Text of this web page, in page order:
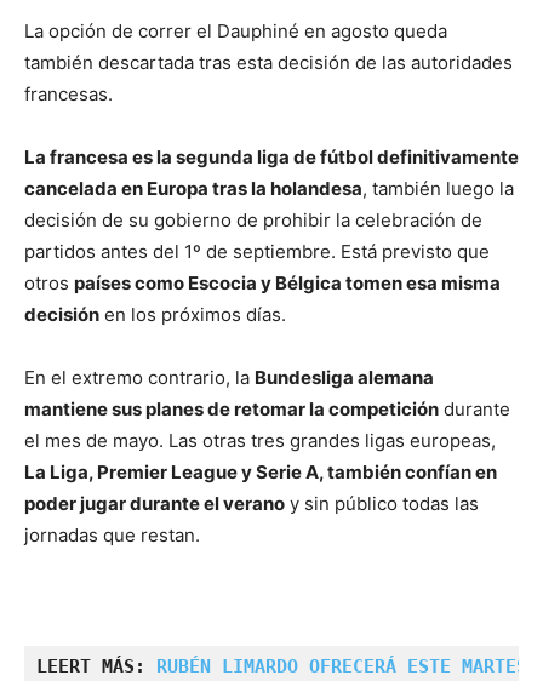
La opción de correr el Dauphiné en agosto queda
también descartada tras esta decisión de las autoridades
francesas.
La francesa es la segunda liga de fútbol definitivamente
cancelada en Europa tras la holandesa, también luego la
decisión de su gobierno de prohibir la celebración de
partidos antes del 1º de septiembre. Está previsto que
otros países como Escocia y Bélgica tomen esa misma
decisión en los próximos días.
En el extremo contrario, la Bundesliga alemana
mantiene sus planes de retomar la competición durante
el mes de mayo. Las otras tres grandes ligas europeas,
La Liga, Premier League y Serie A, también confían en
poder jugar durante el verano y sin público todas las
jornadas que restan.
LEERT MÁS: RUBÉN LIMARDO OFRECERÁ ESTE